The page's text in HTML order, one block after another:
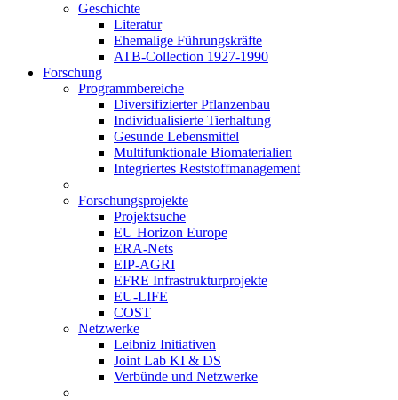
Geschichte
Literatur
Ehemalige Führungskräfte
ATB-Collection 1927-1990
Forschung
Programmbereiche
Diversifizierter Pflanzenbau
Individualisierte Tierhaltung
Gesunde Lebensmittel
Multifunktionale Biomaterialien
Integriertes Reststoffmanagement
Forschungsprojekte
Projektsuche
EU Horizon Europe
ERA-Nets
EIP-AGRI
EFRE Infrastrukturprojekte
EU-LIFE
COST
Netzwerke
Leibniz Initiativen
Joint Lab KI & DS
Verbünde und Netzwerke